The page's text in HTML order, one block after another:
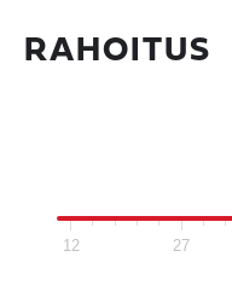
RAHOITUS
12 27